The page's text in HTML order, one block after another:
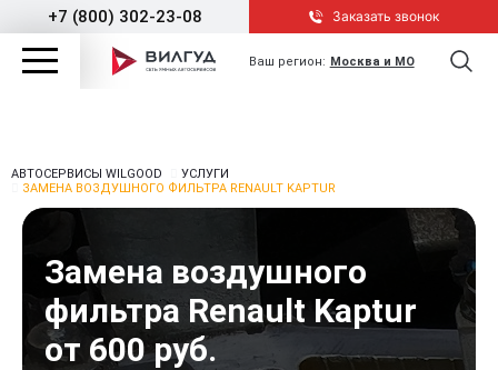
+7 (800) 302-23-08 Заказать звонок
Ваш регион: Москва и МО
АВТОСЕРВИСЫ WILGOOD
УСЛУГИ
ЗАМЕНА ВОЗДУШНОГО ФИЛЬТРА RENAULT KAPTUR
Замена воздушного
фильтра Renault Kaptur
от 600 руб.